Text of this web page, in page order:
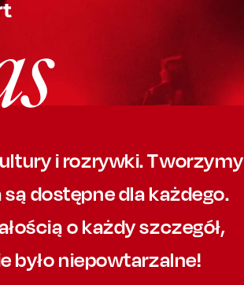
i rozrywki. Tworzymy
dostępne dla każdego.
o każdy szczegół,
było niepowtarzalne!